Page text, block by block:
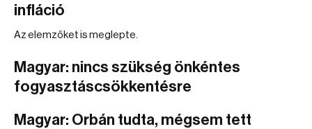
infláció
Az elemzőket is meglepte.
Magyar: nincs szükség önkéntes
fogyasztáscsökkentésre
Magyar: Orbán tudta, mégsem tett